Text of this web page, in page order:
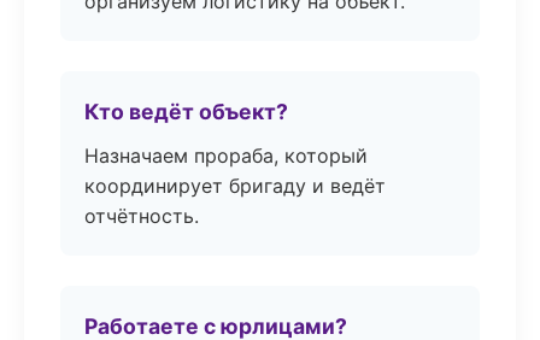
Кто ведёт объект?
Назначаем прораба, который
координирует бригаду и ведёт
отчётность.
Работаете с юрлицами?